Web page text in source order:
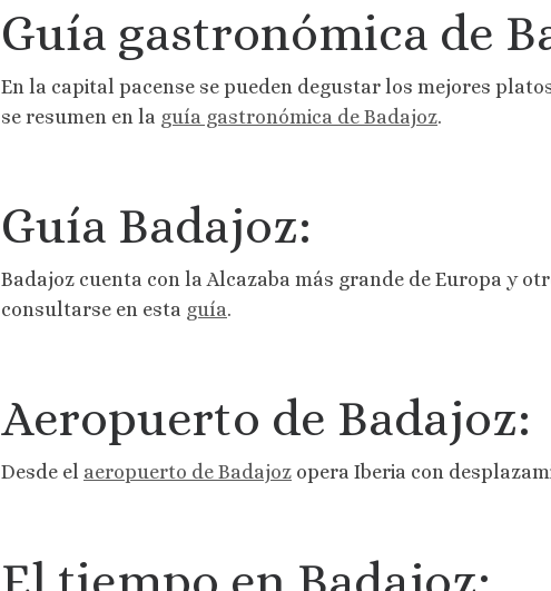
Guía gastronómica de
En la capital pacense se pueden degustar los mejores
se resumen en la guía gastronómica de Badajoz.
Guía Badajoz:
Badajoz cuenta con la Alcazaba más grande de Europa y
consultarse en esta guía.
Aeropuerto de Badajoz:
Desde el aeropuerto de Badajoz opera Iberia con